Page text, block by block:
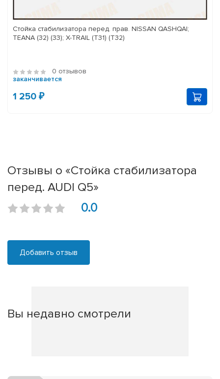
Стойка стабилизатора перед. прав. NISSAN QASHQAI;
TEANA (32) (33); X-TRAIL (T31) (T32)
0 отзывов
заканчивается
1 250 ₽
Отзывы о «Стойка стабилизатора
перед. AUDI Q5»
0.0
Добавить отзыв
Вы недавно смотрели